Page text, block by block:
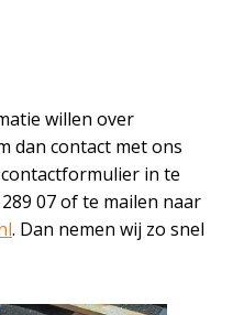
willen over
dan contact met ons
in te
07 of te mailen naar
. Dan nemen wij zo snel